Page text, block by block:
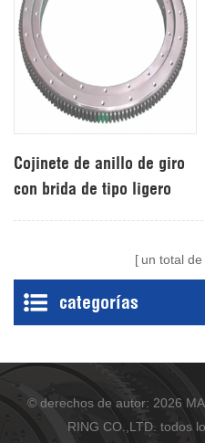
Cojinete de anillo de giro
con brida de tipo ligero
un total de
categorías
© derechos de autor: 2026
RING CO.,LTD. todos